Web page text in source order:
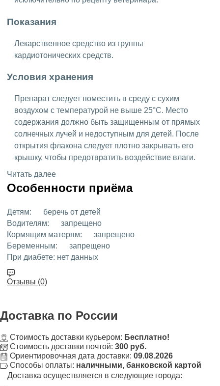
Показания
Лекарственное средство из группы
кардиотонических средств.
Условия хранения
Препарат следует поместить в среду с сухим
воздухом с температурой не выше 25°C. Место
содержания должно быть защищенным от прямых
солнечных лучей и недоступным для детей. После
открытия флакона следует плотно закрывать его
крышку, чтобы предотвратить воздействие влаги.
Читать далее
Особенности приёма
Детям:
беречь от детей
Водителям:
запрещено
Кормящим матерям:
запрещено
Беременным:
запрещено
При диабете: нет данных
Отзывы (0)
Доставка по России
Стоимость доставки курьером: Бесплатно!
Стоимость доставки почтой: 300 руб.
Ориентировочная дата доставки: 09.08.2026
Способы оплаты: наличными, банковской картой
Доставка осуществляется в следующие города: